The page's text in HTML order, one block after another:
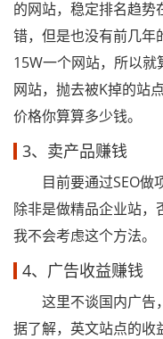
的网站，稳定排名趋势
错，但是也没有前几年
15W一个网站，所以
网站，抛去被K掉的站
价格你算算多少钱。
3、卖产品赚钱
目前要通过SEO做
除非是做精品企业站，
我不会考虑这个方法。
4、广告收益赚钱
这里不谈国内广告，
据了解，英文站点的收